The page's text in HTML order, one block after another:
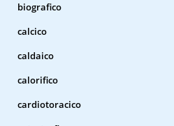
biografico
calcico
caldaico
calorifico
cardiotoracico